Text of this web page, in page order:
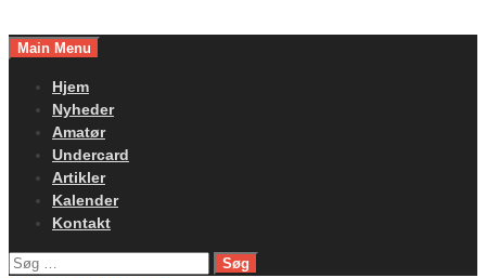
toMain Menu
Hjem
Nyheder
Amatør
Undercard
Artikler
Kalender
Kontakt
Søg